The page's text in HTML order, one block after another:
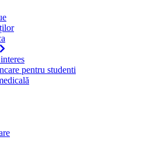
pentru studenti